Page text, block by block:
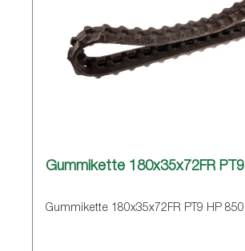
Gummikette 180x35x72FR PT9
Gummikette 180x35x72FR PT9 HP 850